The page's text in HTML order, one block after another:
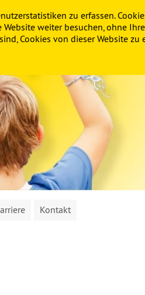
Kontakt
zu erfassen.
weiter besuchen, ohne
Cookies von dieser Website zu